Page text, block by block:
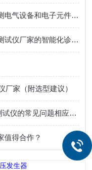
便携式耐压测试仪是一种用于检测电气设备和电子元件耐压性能的仪器
绝缘电阻测试仪谁家的比较好？测试仪厂家的智能化诊断与数据管理能力解析
厂家（附选型建议）
一文与您分享HTNY便携式耐压测试仪的常见问题相应解决方法
值得合作？